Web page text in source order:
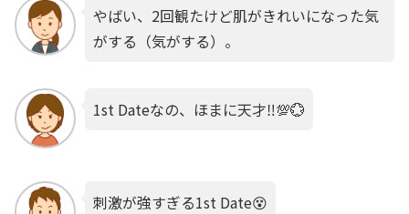
やばい、2回観たけど肌がきれいになった気
がする（気がする）。
1st Dateなの、ほまに天才‼️💯💮
刺激が強すぎる1st Date😵